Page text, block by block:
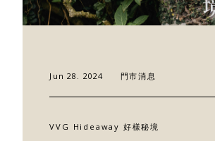
Jun 28. 2024 門市消息
VVG Hideaway 好樣秘境